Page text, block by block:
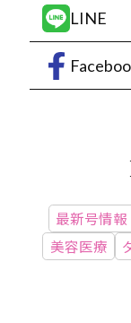
LINE
最新号情報
美容医療